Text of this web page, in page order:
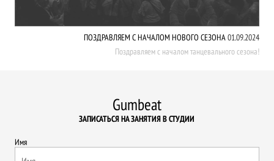
ПОЗДРАВЛЯЕМ С НАЧАЛОМ НОВОГО СЕЗОНА01.09.2024
Поздравляем с началом танцевального сезона!
Gumbeat
ЗАПИСАТЬСЯ НА ЗАНЯТИЯ В СТУДИИ
Имя